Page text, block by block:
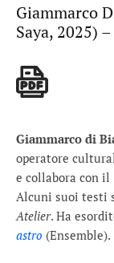
Giammarco
Saya, 2025)
Giammarco di
operatore
e collabora con il
Alcuni suoi testi
Atelier. Ha
astro (Ensemble).